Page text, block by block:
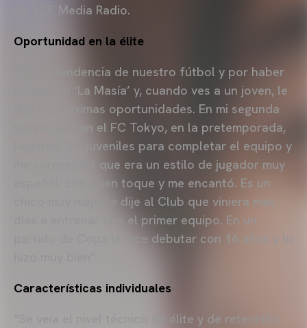
de VCF Media Radio.
Oportunidad en la élite
“Por la tendencia de nuestro fútbol y por haber
estado en ‘La Masía’ y, cuando ves a un joven, le
das las máximas oportunidades. En mi segunda
temporada en el FC Tokyo, en la pretemporada,
llegaron 3/4 juveniles para completar el equipo y
me sorprendió que era un estilo de jugador muy
español, con buen toque y me encantó. Es un
chico muy majo, le dije al Club que viniera más
días a entrenar con el primer equipo. En un
partido de Copa le hice debutar con 16 años y lo
Características individuales
“Se veía el nivel técnico de élite y de retención